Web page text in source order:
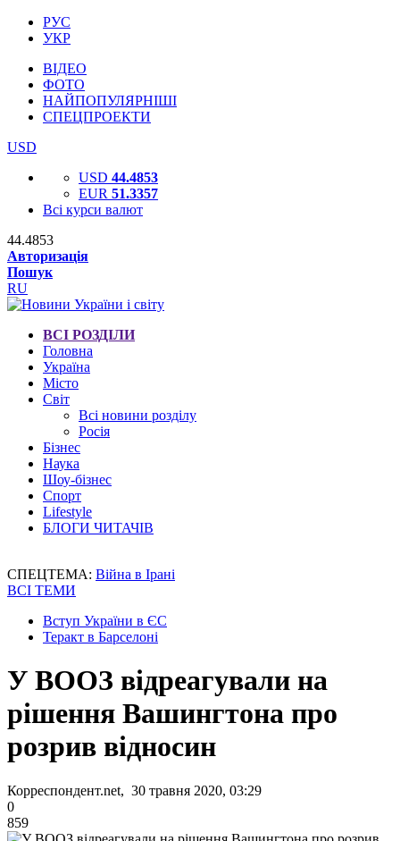
РУС
УКР
ВІДЕО
ФОТО
НАЙПОПУЛЯРНІШІ
СПЕЦПРОЕКТИ
USD
USD 44.4853
EUR 51.3357
Всі курси валют
44.4853
Авторизація
Пошук
RU
ВСІ РОЗДІЛИ
Головна
Україна
Місто
Світ
Всі новини розділу
Росія
Бізнес
Наука
Шоу-бізнес
Спорт
Lifestyle
БЛОГИ ЧИТАЧІВ
СПЕЦТЕМА: Війна в Ірані
ВСІ ТЕМИ
Вступ України в ЄС
Теракт в Барселоні
У ВООЗ відреагували на
рішення Вашингтона про
розрив відносин
Корреспондент.net, 30 травня 2020, 03:29
0
859